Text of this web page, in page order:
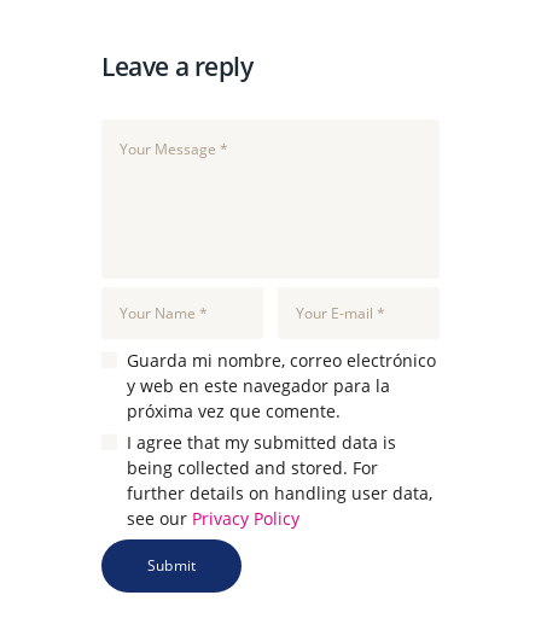
Leave a reply
Guarda mi nombre, correo electrónico
y web en este navegador para la
próxima vez que comente.
I agree that my submitted data is
being collected and stored. For
further details on handling user data,
see our Privacy Policy